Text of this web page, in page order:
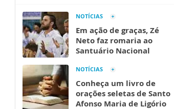
NOTÍCIAS
Em ação de graças, Zé
Neto faz romaria ao
Santuário Nacional
NOTÍCIAS
Conheça um livro de
orações seletas de Santo
Afonso Maria de Ligório